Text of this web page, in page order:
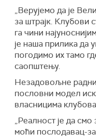
„Верујемо да је
за штрајк. Клубови
га чини
је наша прилика да
погодимо их тамо
саопштењу.
Незадовољне
пословни модел
власницима
„Реалност је да
моћи послодавац-